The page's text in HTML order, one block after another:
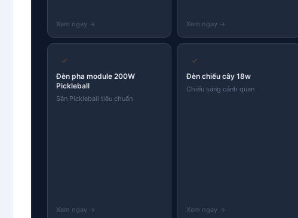
✓
Đèn pha module 200W
Pickleball
Sân Pickleball tiêu chuẩn
✓
Đèn chiếu cây 18w
Chiếu sáng cảnh quan